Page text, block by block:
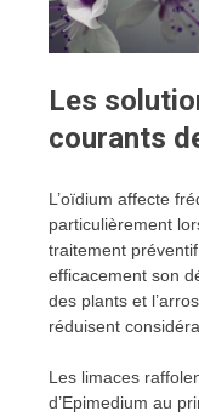
Les
courants
L’oïdium affecte
particulièrement
traitement
efficacement son
des plants et
réduisent
Les limaces
d’Epimedium au